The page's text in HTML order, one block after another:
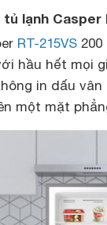
lạnh Casper
RT-215VS
hầu hết mọi
in dấu
một mặt